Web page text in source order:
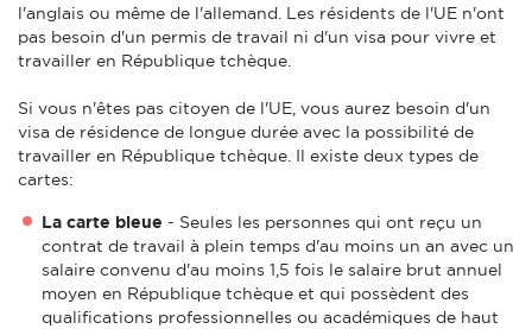
l'anglais ou même de l'allemand. Les résidents de l'UE n'ont
pas besoin d'un permis de travail ni d'un visa pour vivre et
travailler en République tchèque.
Si vous n'êtes pas citoyen de l'UE, vous aurez besoin d'un
visa de résidence de longue durée avec la possibilité de
travailler en République tchèque. Il existe deux types de
cartes:
La carte bleue - Seules les personnes qui ont reçu un
contrat de travail à plein temps d'au moins un an avec un
salaire convenu d'au moins 1,5 fois le salaire brut annuel
moyen en République tchèque et qui possèdent des
qualifications professionnelles ou académiques de haut